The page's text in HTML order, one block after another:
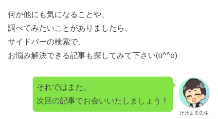
何か他にも気になることや、
調べてみたいことがありましたら、
サイドバーの検索で、
お悩み解決できる記事も探してみて下さい(o^^o)
けけまる先生
それではまた、
次回の記事でお会いいたしましょう！